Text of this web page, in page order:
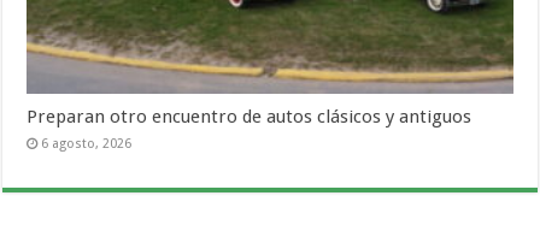
Preparan otro encuentro de autos clásicos y antiguos
6 agosto, 2026